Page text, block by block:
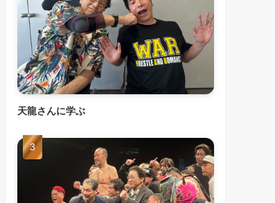
天龍さんに学ぶ